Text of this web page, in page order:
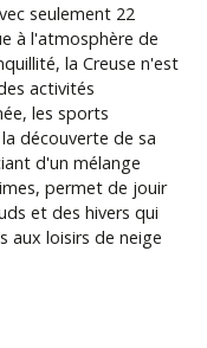
seulement 22
à l'atmosphère de
la Creuse n'est
activités
les sports
découverte de sa
d'un mélange
permet de jouir
et des hivers qui
aux loisirs de neige